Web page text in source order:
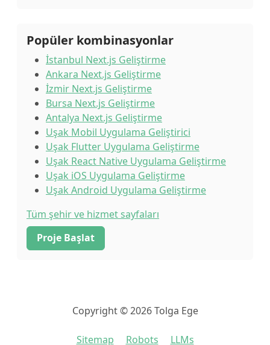
Popüler kombinasyonlar
İstanbul Next.js Geliştirme
Ankara Next.js Geliştirme
İzmir Next.js Geliştirme
Bursa Next.js Geliştirme
Antalya Next.js Geliştirme
Uşak Mobil Uygulama Geliştirici
Uşak Flutter Uygulama Geliştirme
Uşak React Native Uygulama Geliştirme
Uşak iOS Uygulama Geliştirme
Uşak Android Uygulama Geliştirme
Tüm şehir ve hizmet sayfaları
Proje Başlat
Copyright © 2026 Tolga Ege
Sitemap Robots LLMs